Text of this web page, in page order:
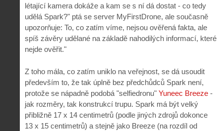
létající kamera dokáže a kam se s ní dá dostat - co tedy
udělá Spark?" ptá se server MyFirstDrone, ale současně
upozorňuje: To, co zatím víme, nejsou ověřená fakta, ale
spíš závěry udělané na základě nahodilých informací, které
nejde ověřit."
Z toho mála, co zatím uniklo na veřejnost, se dá usoudit
především to, že tak úplně bez předchůdců Spark není,
protože se nápadně podobá "selfiedronu" Yuneec Breeze -
jak rozměry, tak konstrukcí trupu. Spark má být velký
přibližně 17 x 14 centimetrů (podle jiných zdrojů dokonce
13 x 15 centimetrů) a stejně jako Breeze (na rozdíl od